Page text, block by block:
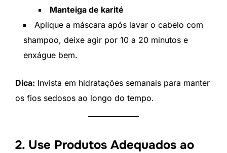
Manteiga de karité
Aplique a máscara após lavar o cabelo com
shampoo, deixe agir por 10 a 20 minutos e
enxágue bem.
Dica: Invista em hidratações semanais para manter
os fios sedosos ao longo do tempo.
2. Use Produtos Adequados ao